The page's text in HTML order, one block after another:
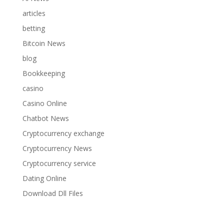
articles
betting
Bitcoin News
blog
Bookkeeping
casino
Casino Online
Chatbot News
Cryptocurrency exchange
Cryptocurrency News
Cryptocurrency service
Dating Online
Download Dll Files